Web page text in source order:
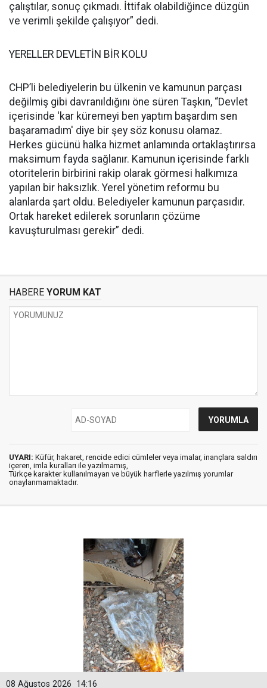
çalıştılar, sonuç çıkmadı. İttifak olabildiğince düzgün
ve verimli şekilde çalışıyor” dedi.
YERELLER DEVLETİN BİR KOLU
CHP’li belediyelerin bu ülkenin ve kamunun parçası
değilmiş gibi davranıldığını öne süren Taşkın, “Devlet
içerisinde 'kar küremeyi ben yaptım başardım sen
başaramadım' diye bir şey söz konusu olamaz.
Herkes gücünü halka hizmet anlamında ortaklaştırırsa
maksimum fayda sağlanır. Kamunun içerisinde farklı
otoritelerin birbirini rakip olarak görmesi halkımıza
yapılan bir haksızlık. Yerel yönetim reformu bu
alanlarda şart oldu. Belediyeler kamunun parçasıdır.
Ortak hareket edilerek sorunların çözüme
kavuşturulması gerekir” dedi.
HABERE YORUM KAT
UYARI: Küfür, hakaret, rencide edici cümleler veya imalar, inançlara saldırı
içeren, imla kuralları ile yazılmamış,
Türkçe karakter kullanılmayan ve büyük harflerle yazılmış yorumlar
onaylanmamaktadır.
14:16
08 Ağustos 2026